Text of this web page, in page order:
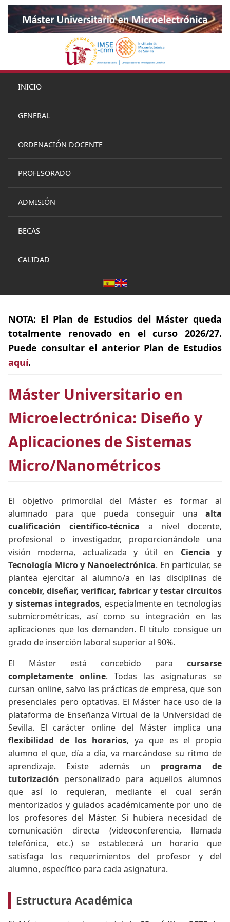
INICIO
GENERAL
ORDENACIÓN DOCENTE
PROFESORADO
ADMISIÓN
BECAS
CALIDAD
NOTA: El Plan de Estudiosdel Máster queda
totalmente renovadoen el curso 2026/27.
Puede consultar el anterior Plan de Estudios
aquí.
Máster Universitario en
Microelectrónica: Diseño y
Aplicaciones de Sistemas
Micro/Nanométricos
El objetivo primordial del Máster es formar al
alumnado para que pueda conseguir una alta
cualificación científico-técnica a nivel docente,
profesional o investigador, proporcionándole una
visión moderna, actualizada y útil en Ciencia y
Tecnología Micro y Nanoelectrónica. En particular, se
plantea ejercitar al alumno/a en las disciplinas de
concebir, diseñar, verificar, fabricar y testar circuitos
y sistemas integrados, especialmente en tecnologías
submicrométricas, así como su integración en las
aplicaciones que los demanden. El título consigue un
grado de inserción laboral superior al 90%.
El Máster está concebido para cursarse
completamente online. Todas las asignaturas se
cursan online, salvo las prácticas de empresa, que son
presenciales pero optativas. El Máster hace uso de la
plataforma de Enseñanza Virtual de la Universidad de
Sevilla. El carácter online del Máster implica una
flexibilidad de los horarios, ya que es el propio
alumno el que, día a día, va marcándose su ritmo de
aprendizaje. Existe además un programa de
tutorización personalizado para aquellos alumnos
que así lo requieran, mediante el cual serán
mentorizados y guiados académicamente por uno de
los profesores del Máster. Si hubiera necesidad de
comunicación directa (videoconferencia, llamada
telefónica, etc.) se establecerá un horario que
satisfaga los requerimientos del profesor y del
alumno, específico para cada asignatura.
Estructura Académica